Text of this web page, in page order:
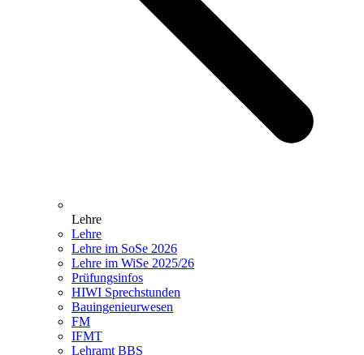
Lehre
Lehre
Lehre im SoSe 2026
Lehre im WiSe 2025/26
Prüfungsinfos
HIWI Sprechstunden
Bauingenieurwesen
FM
IFMT
Lehramt BBS